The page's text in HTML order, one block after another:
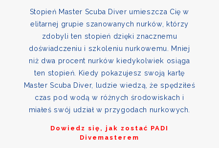
Stopień Master Scuba Diver umieszcza Cię w
elitarnej grupie szanowanych nurków, którzy
zdobyli ten stopień dzięki znacznemu
doświadczeniu i szkoleniu nurkowemu. Mniej
niż dwa procent nurków kiedykolwiek osiąga
ten stopień. Kiedy pokazujesz swoją kartę
Master Scuba Diver, ludzie wiedzą, że spędziłeś
czas pod wodą w różnych środowiskach i
miałeś swój udział w przygodach nurkowych.
Dowiedz się, jak zostać PADI
Divemasterem